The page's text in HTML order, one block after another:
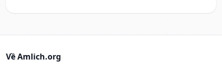
Về Amlich.org